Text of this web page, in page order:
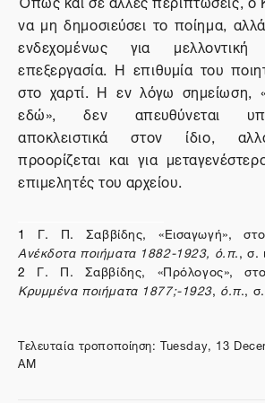
να μη δημοσιεύσει το ποίημα,
ενδεχομένως για
επεξεργασία. Η επιθυμία του
στο χαρτί. Η εν λόγω σημείωση,
εδώ», δεν απευθύνεται
αποκλειστικά στον ίδιο,
προορίζεται και για
επιμελητές του αρχείου.
1 Γ. Π. Σαββίδης, «Εισαγωγή»,
Ανέκδοτα ποιήματα 1882-1923, ό.π., σ.
2 Γ. Π. Σαββίδης, «Πρόλογος»,
Κρυμμένα ποιήματα 1877;-1923, ό.π.,
Τελευταία τροποποίηση: Tuesday, 13
AM